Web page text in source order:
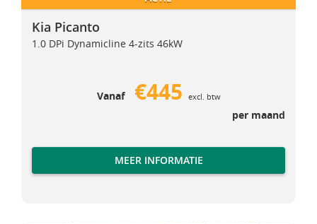
Kia Picanto
1.0 DPi Dynamicline 4-zits 46kW
Vanaf €445 excl. btw
per maand
MEER INFORMATIE